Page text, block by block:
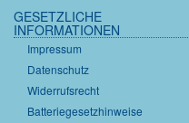
GESETZLICHE
INFORMATIONEN
Impressum
Datenschutz
Widerrufsrecht
Batteriegesetzhinweise